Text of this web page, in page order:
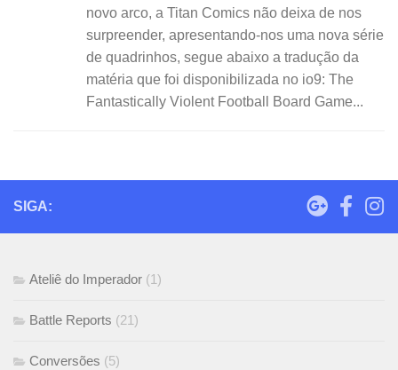
novo arco, a Titan Comics não deixa de nos
surpreender, apresentando-nos uma nova série
de quadrinhos, segue abaixo a tradução da
matéria que foi disponibilizada no io9: The
Fantastically Violent Football Board Game...
SIGA:
Ateliê do Imperador (1)
Battle Reports (21)
Conversões (5)